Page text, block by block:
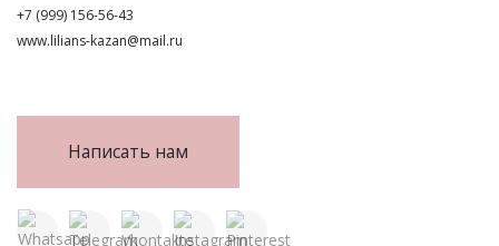
+7 (999) 156-56-43
www.lilians-kazan@mail.ru
Написать нам